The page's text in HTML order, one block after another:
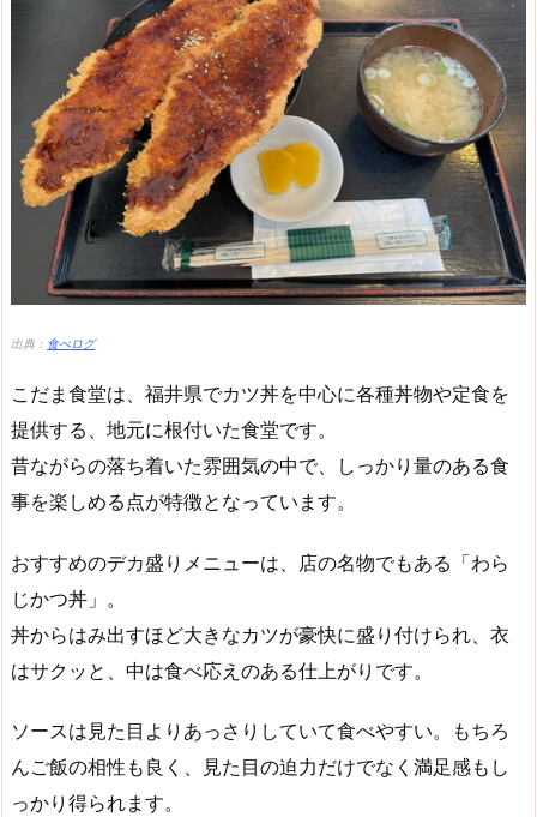
出典： 食べログ
こだま食堂は、福井県でカツ丼を中心に各種丼物や定食を
提供する、地元に根付いた食堂です。
昔ながらの落ち着いた雰囲気の中で、しっかり量のある食
事を楽しめる点が特徴となっています。
おすすめのデカ盛りメニューは、店の名物でもある「わら
じかつ丼」。
丼からはみ出すほど大きなカツが豪快に盛り付けられ、衣
はサクッと、中は食べ応えのある仕上がりです。
ソースは見た目よりあっさりしていて食べやすい。もちろ
んご飯の相性も良く、見た目の迫力だけでなく満足感もし
っかり得られます。